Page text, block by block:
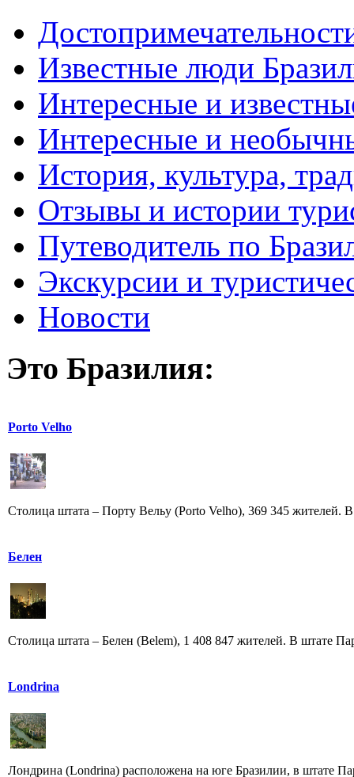
Известные люди
Интересные и
Интересные и
История, культура,
Отзывы и истории
Путеводитель по
Экскурсии и
Новости
Это Бразилия:
Porto Velho
Столица штата – Порту Вельу (Porto Velho), 369 345 жителей.
Белен
Столица штата – Белен (Belem), 1 408 847 жителей. В штате
Londrina
Лондрина (Londrina) расположена на юге Бразилии, в штате